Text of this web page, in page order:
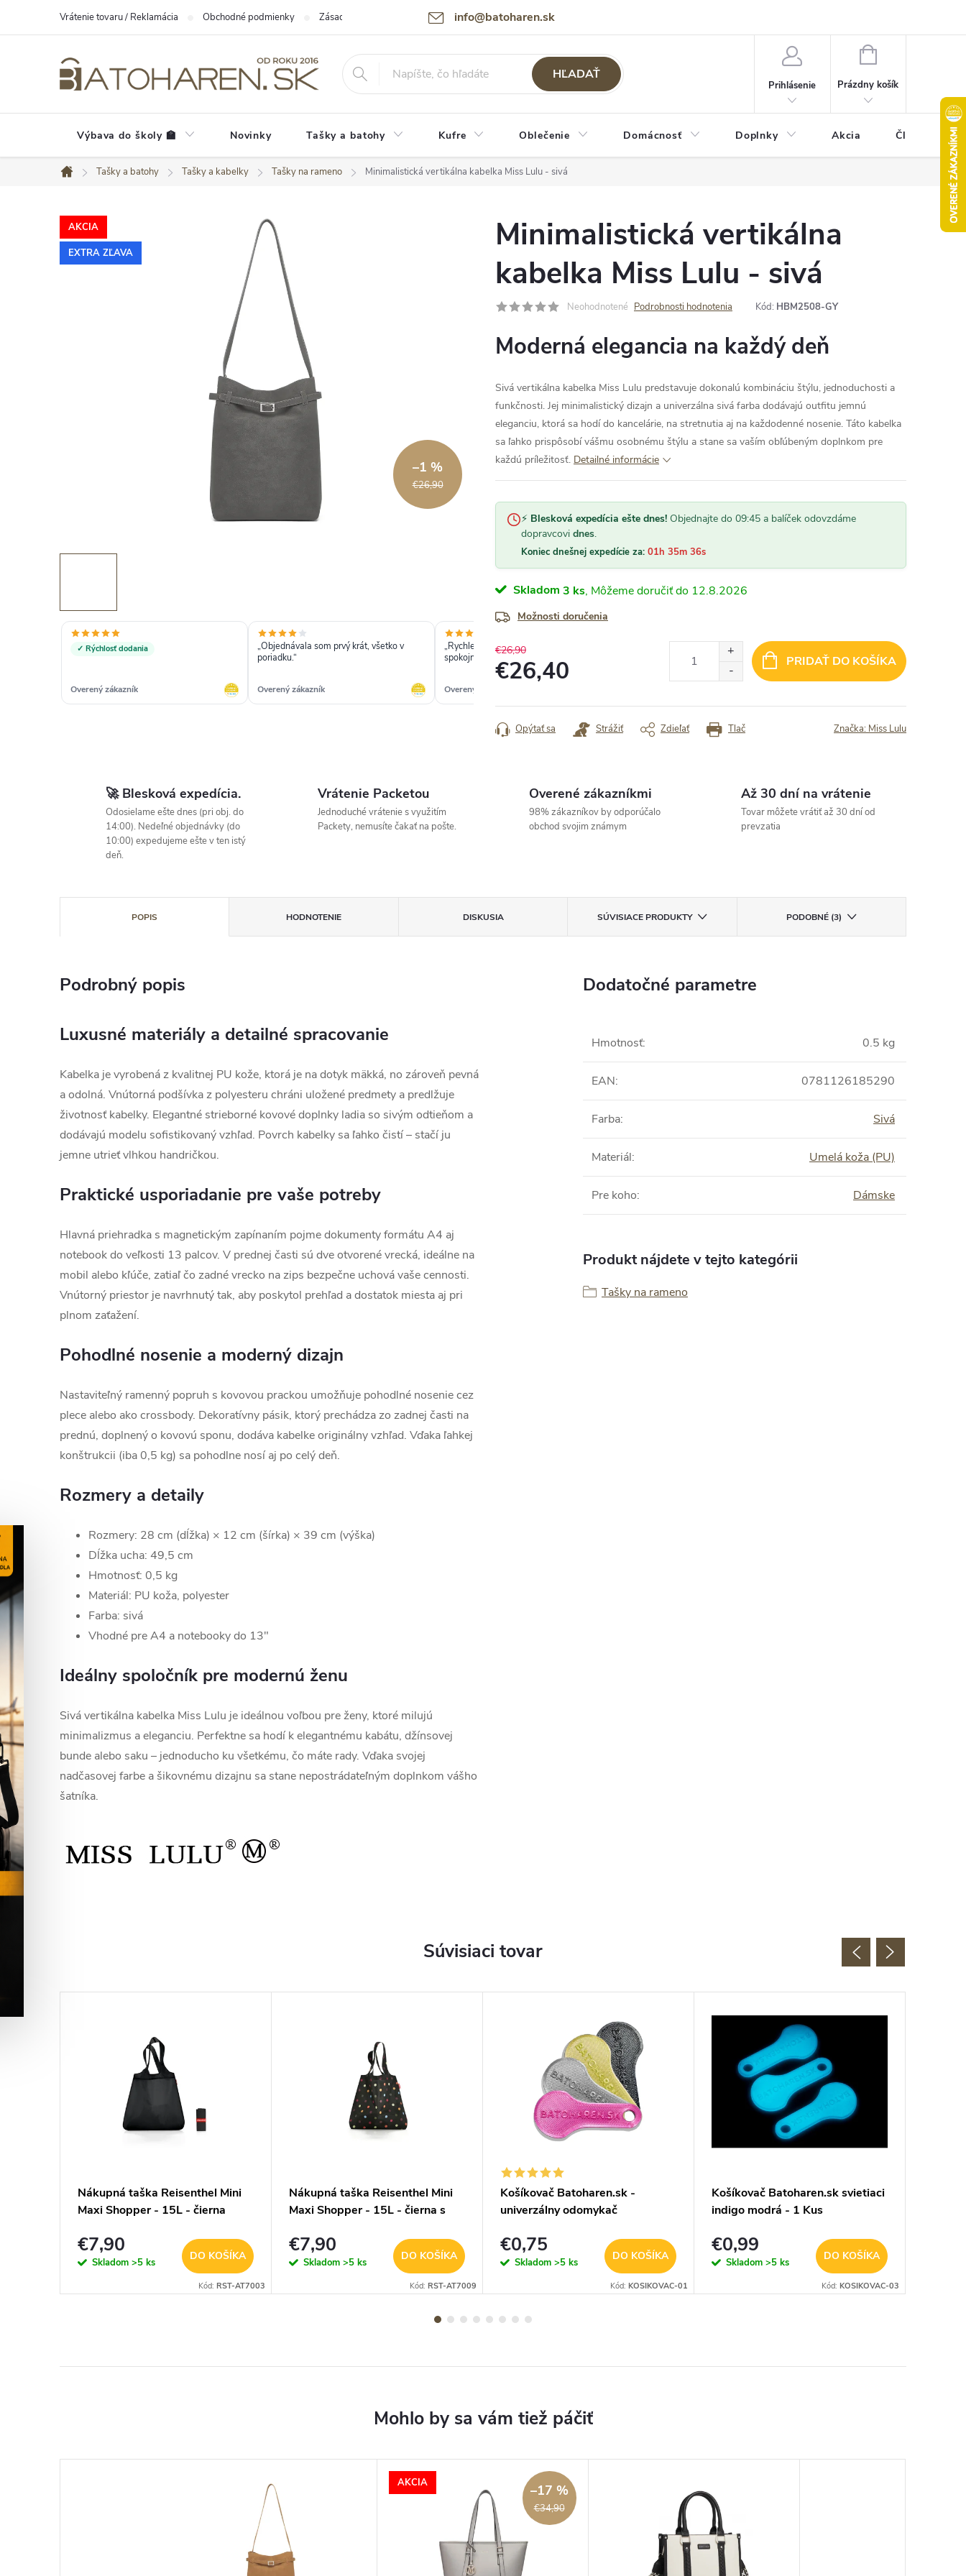
info@batoharen.sk
Vrátenie tovaru / Reklamácia Obchodné podmienky Zásady spracovania osobných údajov (GDPR) Podmienky použitia webu
HĽADAŤ
Prihlásenie
NÁKUPNÝ
Prázdny košík
Výbava do školy 🏫 Novinky Tašky a batohy Kufre Oblečenie Domácnosť Doplnky Akcia Články
Domov
Tašky a batohy Tašky a kabelky Tašky na rameno Minimalistická vertikálna kabelka Miss Lulu - sivá
AKCIA
EXTRA ZĽAVA
€26,90
–1 %
✓ Rýchlosť dodania
Overený zákazník
„Objednávala som prvý krát, všetko v
poriadku.“
Overený zákazník
„Rychle dodanie, skvely tovar maximalna
spokojnost. Urcite odporucam“
Overený zákazník
„veľmi dobré, všetko došlo v poriadku“
„Zatiaľ sme boli s týmto obchodom
spokojní, tovar prišiel rýchlo, v
bol vždy kvalitný“
Minimalistická vertikálna
kabelka Miss Lulu - sivá
Neohodnotené Podrobnosti hodnotenia Kód: HBM2508-GY
Moderná elegancia na každý deň
Sivá vertikálna kabelka Miss Lulu predstavuje dokonalú kombináciu štýlu, jednoduchosti a
funkčnosti. Jej minimalistický dizajn a univerzálna sivá farba dodávajú outfitu jemnú
eleganciu, ktorá sa hodí do kancelárie, na stretnutia aj na každodenné nosenie. Táto kabelka
sa ľahko prispôsobí vášmu osobnému štýlu a stane sa vaším obľúbeným doplnkom pre
každú príležitosť. Detailné informácie
⚡ Blesková expedícia ešte dnes! Objednajte do 09:45 a balíček odovzdáme
dopravcovi dnes.
Koniec dnešnej expedície za: 01h 35m 34s
Skladom 3 ks 12.8.2026
Možnosti doručenia
€26,90
€26,40
cena:
PRIDAŤ DO KOŠÍKA
Tlač
Opýtať sa Strážiť Zdieľať Značka: Miss Lulu
🚀 Blesková expedícia.
Odosielame ešte dnes (pri obj. do
14:00). Nedeľné objednávky (do
10:00) expedujeme ešte v ten istý
deň.
Vrátenie Packetou
Jednoduché vrátenie s využitím
Packety, nemusíte čakať na pošte.
Overené zákazníkmi
98% zákazníkov by odporúčalo
obchod svojim známym
Až 30 dní na vrátenie
Tovar môžete vrátiť až 30 dní od
prevzatia
POPIS HODNOTENIE DISKUSIA SÚVISIACE PRODUKTY PODOBNÉ (3)
Podrobný popis
Luxusné materiály a detailné spracovanie
Kabelka je vyrobená z kvalitnej PU kože, ktorá je na dotyk mäkká, no zároveň pevná
a odolná. Vnútorná podšívka z polyesteru chráni uložené predmety a predlžuje
životnosť kabelky. Elegantné strieborné kovové doplnky ladia so sivým odtieňom a
dodávajú modelu sofistikovaný vzhľad. Povrch kabelky sa ľahko čistí – stačí ju
jemne utrieť vlhkou handričkou.
Praktické usporiadanie pre vaše potreby
Hlavná priehradka s magnetickým zapínaním pojme dokumenty formátu A4 aj
notebook do veľkosti 13 palcov. V prednej časti sú dve otvorené vrecká, ideálne na
mobil alebo kľúče, zatiaľ čo zadné vrecko na zips bezpečne uchová vaše cennosti.
Vnútorný priestor je navrhnutý tak, aby poskytol prehľad a dostatok miesta aj pri
plnom zaťažení.
Pohodlné nosenie a moderný dizajn
Nastaviteľný ramenný popruh s kovovou prackou umožňuje pohodlné nosenie cez
plece alebo ako crossbody. Dekoratívny pásik, ktorý prechádza zo zadnej časti na
prednú, doplnený o kovovú sponu, dodáva kabelke originálny vzhľad. Vďaka ľahkej
konštrukcii (iba 0,5 kg) sa pohodlne nosí aj po celý deň.
Rozmery a detaily
Rozmery: 28 cm (dĺžka) × 12 cm (šírka) × 39 cm (výška)
Dĺžka ucha: 49,5 cm
Hmotnosť: 0,5 kg
Materiál: PU koža, polyester
Farba: sivá
Vhodné pre A4 a notebooky do 13"
Ideálny spoločník pre modernú ženu
Sivá vertikálna kabelka Miss Lulu je ideálnou voľbou pre ženy, ktoré milujú
minimalizmus a eleganciu. Perfektne sa hodí k elegantnému kabátu, džínsovej
bunde alebo saku – jednoducho ku všetkému, čo máte rady. Vďaka svojej
nadčasovej farbe a šikovnému dizajnu sa stane nepostrádateľným doplnkom vášho
šatníka.
Dodatočné parametre
Hmotnosť: 0.5 kg
EAN: 0781126185290
Farba: Sivá
Materiál: Umelá koža (PU)
Pre koho: Dámske
Produkt nájdete v tejto kategórii
Tašky na rameno
Súvisiaci tovar
Nákupná taška Reisenthel Mini
Maxi Shopper - 15L - čierna
€7,90
Skladom >5 ks
DO KOŠÍKA
Kód: RST-AT7003
Nákupná taška Reisenthel Mini
Maxi Shopper - 15L - čierna s
€7,90
Skladom >5 ks
DO KOŠÍKA
Kód: RST-AT7009
Košíkovač Batoharen.sk -
univerzálny odomykač
farba - 1 ks
€0,75
Skladom >5 ks
DO KOŠÍKA
Kód: KOSIKOVAC-01
Košíkovač Batoharen.sk svietiaci
indigo modrá - 1 Kus
€0,99
Skladom >5 ks
DO KOŠÍKA
Kód: KOSIKOVAC-03
AKCIA
€34,90
–17 %